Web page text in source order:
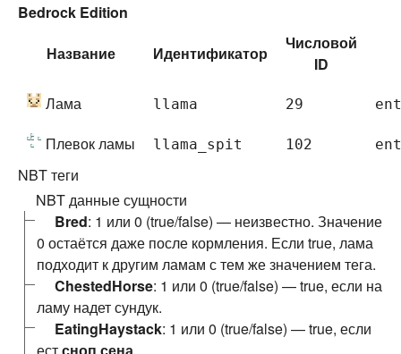
Bedrock Edition
Название
Идентификатор
Числовой
ID
Лама
llama 29
Плевок ламы llama_spit 102
NBT теги
NBT данные сущности
Bred: 1 или 0 (true/false) — неизвестно. Значение
0 остаётся даже после кормления. Если true, лама
подходит к другим ламам с тем же значением тега.
ChestedHorse: 1 или 0 (true/false) — true, если на
ламу надет сундук.
EatingHaystack: 1 или 0 (true/false) — true, если